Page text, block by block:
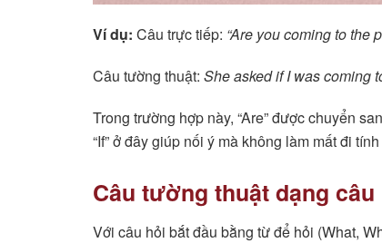
Ví dụ: Câu trực tiếp: “Are you coming to the
Câu tường thuật: She asked if I was coming
Trong trường hợp này, “Are” được chuyển
“If” ở đây giúp nối ý mà không làm mất đi
Câu tường thuật dạng câu
Với câu hỏi bắt đầu bằng từ để hỏi (What,